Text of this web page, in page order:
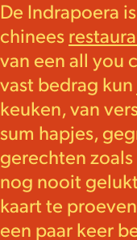
De Indrapoera
chinees
van een all you
vast bedrag
keuken, van
sum hapjes,
gerechten
nog nooit
kaart te
een paar keer